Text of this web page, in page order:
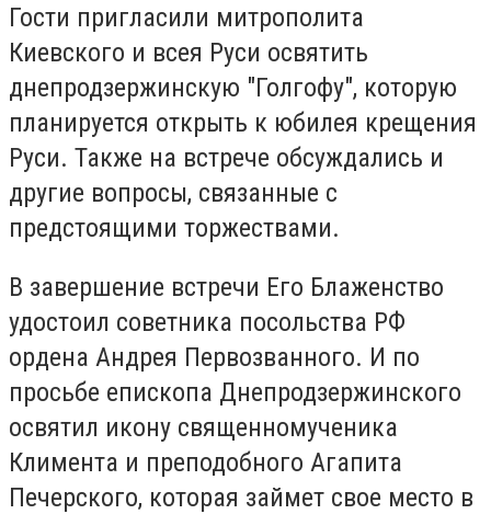
Гости пригласили митрополита
Киевского и всея Руси освятить
днепродзержинскую "Голгофу", которую
планируется открыть к юбилея крещения
Руси. Также на встрече обсуждались и
другие вопросы, связанные с
предстоящими торжествами.
В завершение встречи Его Блаженство
удостоил советника посольства РФ
ордена Андрея Первозванного. И по
просьбе епископа Днепродзержинского
освятил икону священномученика
Климента и преподобного Агапита
Печерского, которая займет свое место в